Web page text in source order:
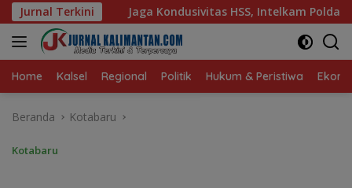
Langsung
ke
konten
Jurnal TerkiniHSS, Intelkam Polda Kalsel Dorong Persatuan dan
Home Kalsel Regional Politik Hukum & Peristiwa
Beranda Kotabaru
Kotabaru